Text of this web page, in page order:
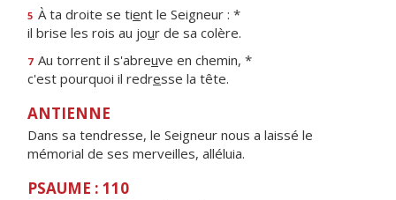
5 À ta droite se tient le Seigneur : *
il brise les rois au jour de sa colère.
7 Au torrent il s'abreuve en chemin, *
c'est pourquoi il redresse la tête.
ANTIENNE
Dans sa tendresse, le Seigneur nous a laissé le
mémorial de ses merveilles, alléluia.
PSAUME : 110